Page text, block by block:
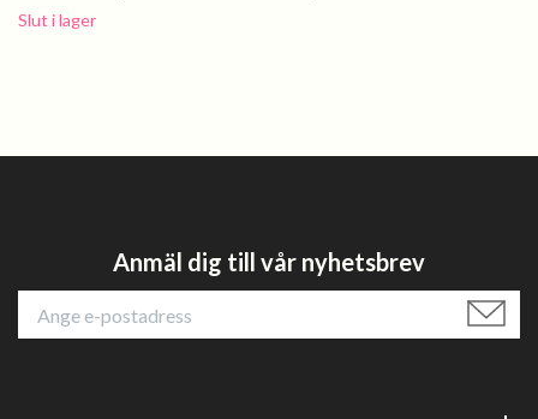
Slut i lager
Anmäl dig till vår nyhetsbrev